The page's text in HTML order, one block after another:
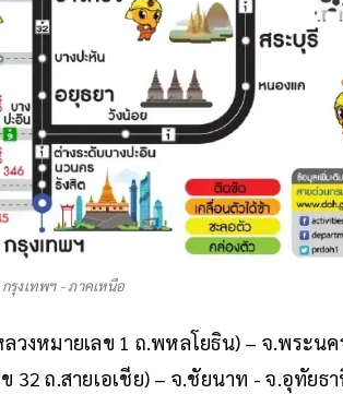
รุงเทพฯ - ภาคเหนือ
วงหมายเลข 1 ถ.พหลโยธิน) – จ.พระนค
32 ถ.สายเอเชีย) – จ.ชัยนาท - จ.อุทัยธ